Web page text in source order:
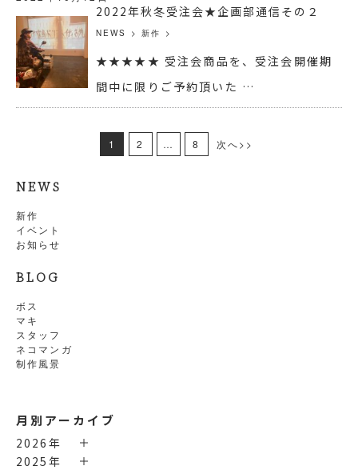
NEWS
新作
イベント
お知らせ
BLOG
ボス
マキ
スタッフ
ネコマンガ
制作風景
月別アーカイブ
2026年
2025年
2022年秋冬受注会★企画部通信その２
NEWS >新作 >
★★★★★ 受注会商品を、受注会開催期
間中に限りご予約頂いた …
1 2 … 8 次へ>>